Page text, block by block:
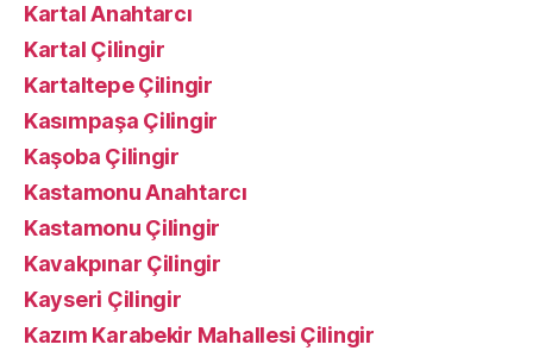
Kartal Anahtarcı
Kartal Çilingir
Kartaltepe Çilingir
Kasımpaşa Çilingir
Kaşoba Çilingir
Kastamonu Anahtarcı
Kastamonu Çilingir
Kavakpınar Çilingir
Kayseri Çilingir
Kazım Karabekir Mahallesi Çilingir